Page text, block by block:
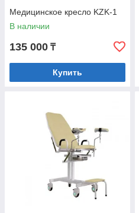
Медицинское кресло KZK-1
В наличии
135 000 ₸
Купить